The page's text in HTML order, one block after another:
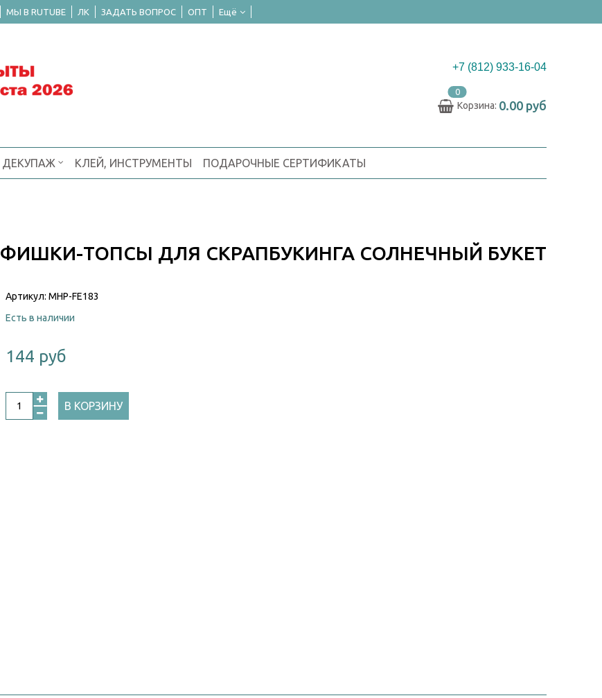
МЫ В RUTUBE ЛК ЗАДАТЬ ВОПРОС ОПТ Ещё
+7 (812) 933-16-04
0
Корзина: 0.00 руб
ДЕКУПАЖ КЛЕЙ, ИНСТРУМЕНТЫ ПОДАРОЧНЫЕ СЕРТИФИКАТЫ
ФИШКИ-ТОПСЫ ДЛЯ СКРАПБУКИНГА СОЛНЕЧНЫЙ БУКЕТ
Артикул: MHP-FE183
Есть в наличии
144 руб
В КОРЗИНУ